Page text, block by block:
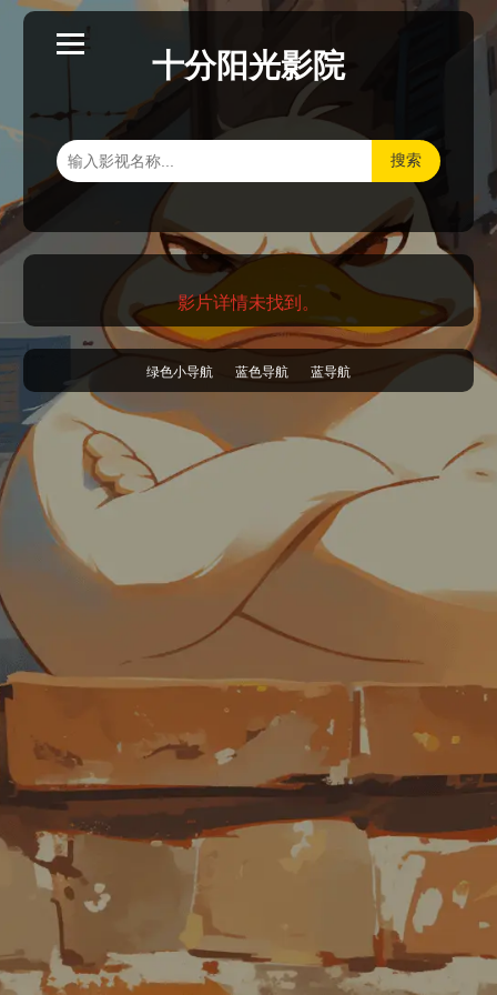
十分阳光影院
搜索
影片详情未找到。
绿色小导航 蓝色导航 蓝导航